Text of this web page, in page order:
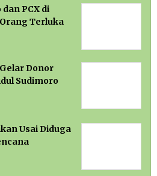
PCX di
Terluka
Donor
Sudimoro
Usai Diduga